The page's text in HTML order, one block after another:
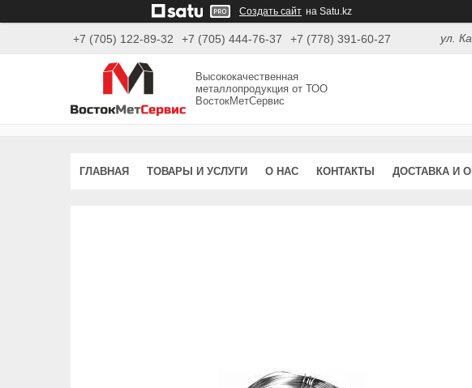
Создать сайт на Satu.kz
+7 (705) 122-89-32 +7 (705) 444-76-37 +7 (778) 391-60-27 ул.
Высококачественная
металлопродукция от ТОО
ВостокМетСервис
ГЛАВНАЯ ТОВАРЫ И УСЛУГИ О НАС КОНТАКТЫ ДОСТАВКА И